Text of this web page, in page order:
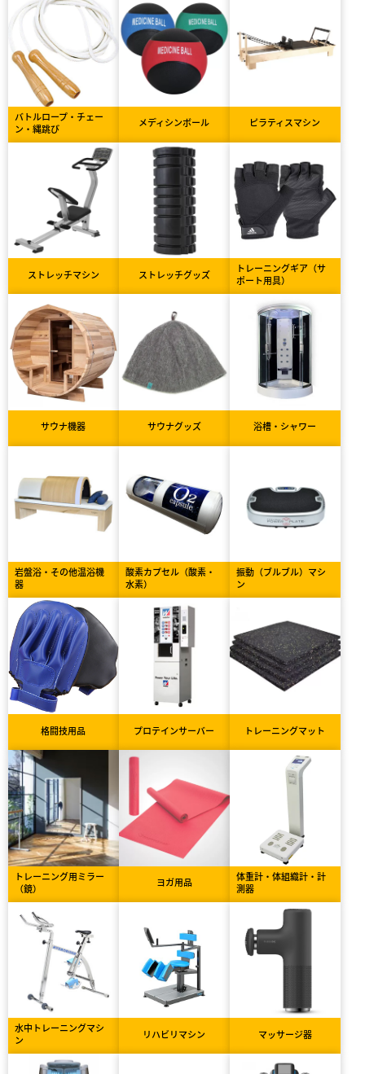
バトルロープ・チェー
ン・縄跳び
メディシンボール ピラティスマシン
ストレッチマシン ストレッチグッズ
トレーニングギア（サ
ポート用具）
サウナ機器 サウナグッズ 浴槽・シャワー
岩盤浴・その他温浴機
器
酸素カプセル（酸素・
水素）
振動（ブルブル）マシ
ン
格闘技用品 プロテインサーバー トレーニングマット
トレーニング用ミラー
（鏡）
ヨガ用品
体重計・体組織計・計
測器
水中トレーニングマシ
ン
リハビリマシン マッサージ器